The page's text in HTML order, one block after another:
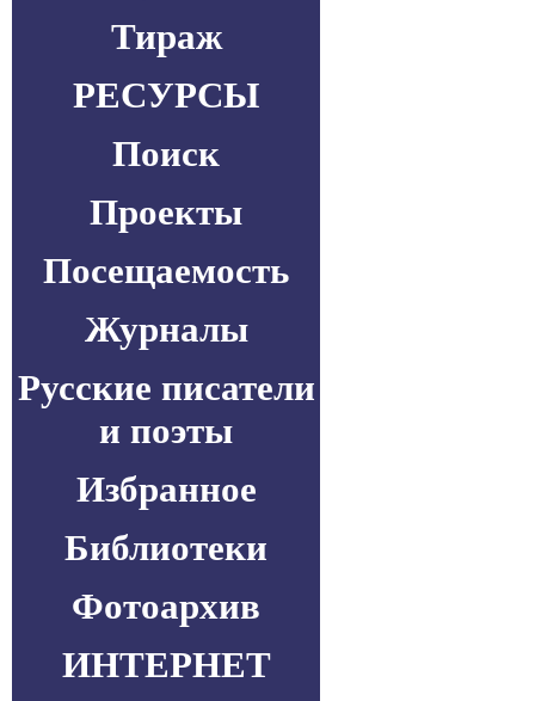
Тираж
РЕСУРСЫ
Поиск
Проекты
Посещаемость
Журналы
Русские писатели
и поэты
Избранное
Библиотеки
Фотоархив
ИНТЕРНЕТ